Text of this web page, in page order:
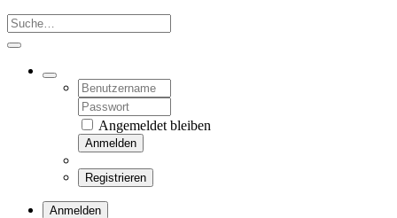
Angemeldet bleiben
Anmelden
Registrieren
Anmelden